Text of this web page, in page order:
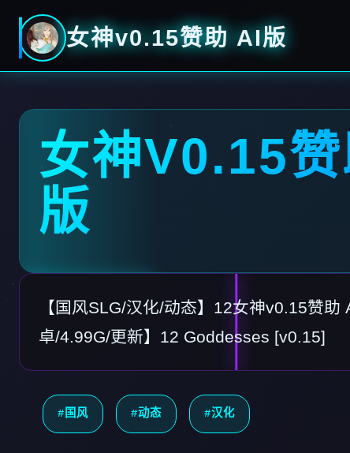
女神v0.15赞助 AI版
女神V0.15
版
【国风SLG/汉化/动态】12女神v0.15赞助
卓/4.99G/更新】12 Goddesses [v0.15]
#国风 #动态 #汉化